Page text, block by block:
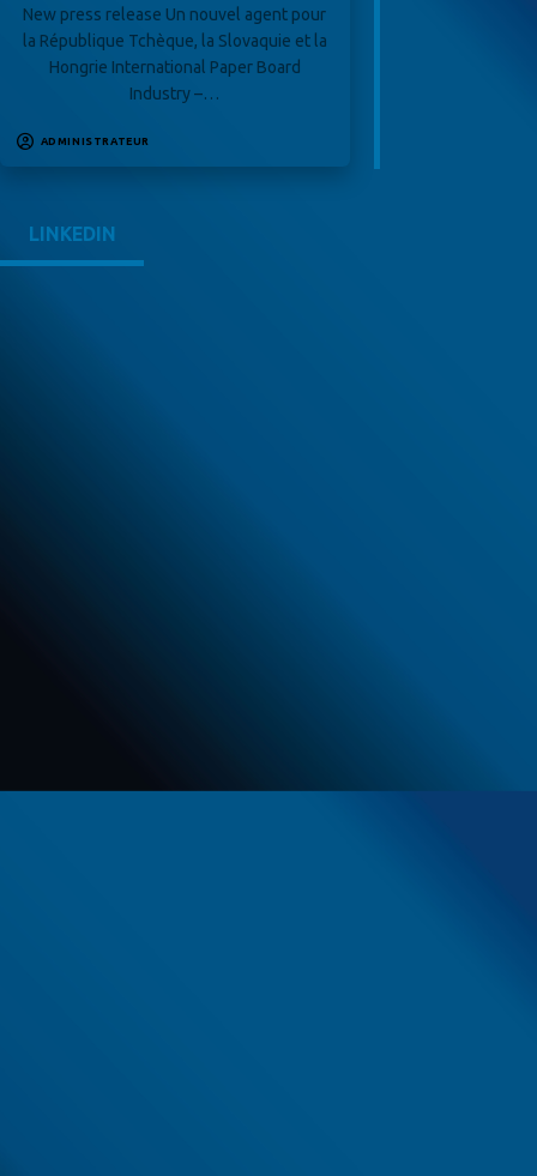
New press release Un nouvel agent pour
la République Tchèque, la Slovaquie et la
Hongrie International Paper Board
Industry –…
ADMINISTRATEUR
LINKEDIN